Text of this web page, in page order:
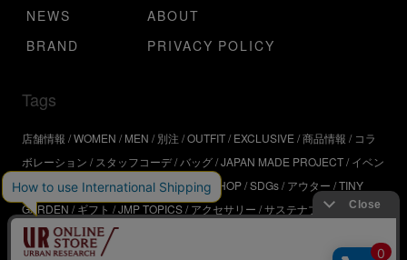
NEWS
ABOUT
BRAND
PRIVACY POLICY
Tags
店舗情報 WOMEN MEN 別注 OUTFIT EXCLUSIVE 商品情報
コラ
ボレーション
スタッフコーデ バッグ JAPAN MADE PROJECT イベン
ト アウトドア インタビュー WORKSHOP SDGs アウター TINY
GARDEN
ギフト JMP TOPICS アクセサリー サステナブル
UR
SDGs
ジュエリー